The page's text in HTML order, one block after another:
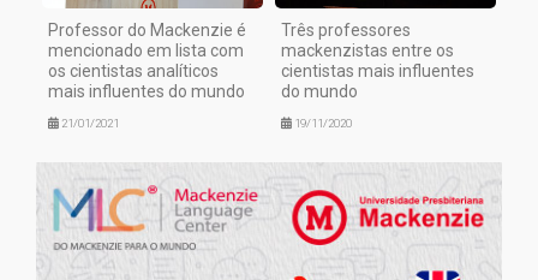
Professor do Mackenzie é
mencionado em lista com
os cientistas analíticos
mais influentes do mundo
21/01/2021
Três professores
mackenzistas entre os
cientistas mais influentes
do mundo
19/11/2020